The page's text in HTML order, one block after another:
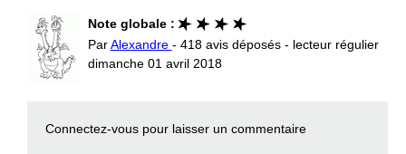
Note globale :
ParAlexandre - 418 avis déposés - lecteur régulier
dimanche 01 avril 2018
Connectez-vous pour laisser un commentaire